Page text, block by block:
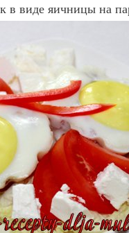
в виде яичницы на